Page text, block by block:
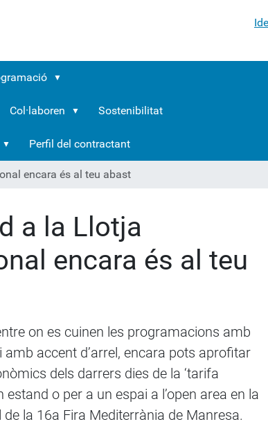
Col·laboren Sostenibilitat
Perfil del contractant
encara és al teu abast
a la Llotja
encara és al teu
on es cuinen les programacions amb
amb accent d’arrel, encara pots aprofitar
dels darrers dies de la ‘tarifa
estand o per a un espai a l’open area en la
la 16a Fira Mediterrània de Manresa.